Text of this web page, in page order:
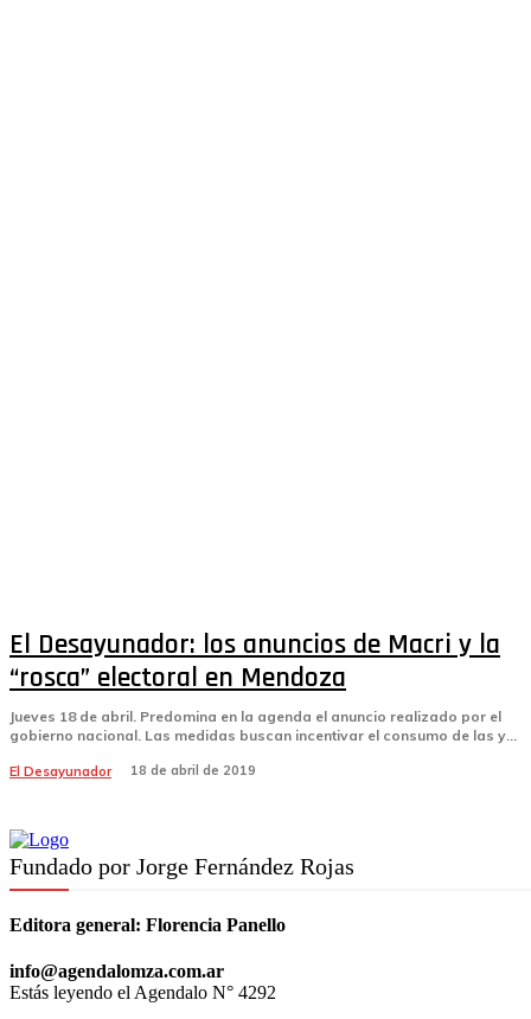
El Desayunador: los anuncios de Macri y la
“rosca” electoral en Mendoza
Jueves 18 de abril. Predomina en la agenda el anuncio realizado por el
gobierno nacional. Las medidas buscan incentivar el consumo de las y...
El Desayunador 18 de abril de 2019
Fundado por Jorge Fernández Rojas
Editora general: Florencia Panello
info@agendalomza.com.ar
Estás leyendo el Agendalo N° 4292